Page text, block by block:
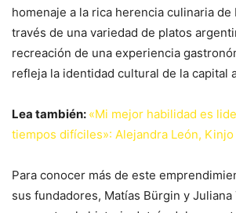
homenaje a la rica herencia culinaria de
través de una variedad de platos
recreación de una experiencia
refleja la identidad cultural de la capital
Lea también: «Mi mejor habilidad es
tiempos difíciles»: Alejandra León, Kinjo
Para conocer más de este
sus fundadores, Matías Bürgin y